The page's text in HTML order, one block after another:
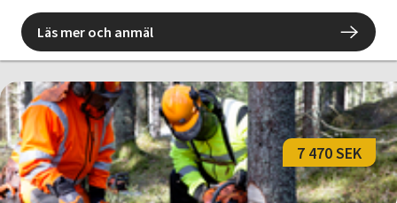
Läs mer och anmäl
7 470 SEK